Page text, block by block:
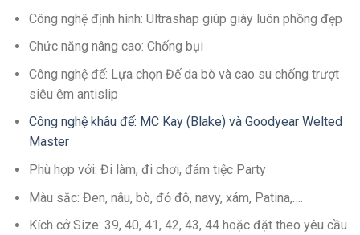
Công nghệ định hình: Ultrashap giúp giày luôn phồng đẹp
Chức năng nâng cao: Chống bụi
Công nghệ đế: Lựa chọn Đế da bò và cao su chống trượt
siêu êm antislip
Công nghệ khâu đế: MC Kay (Blake) và Goodyear Welted
Master
Phù hợp với: Đi làm, đi chơi, đám tiệc Party
Màu sắc: Đen, nâu, bò, đỏ đô, navy, xám, Patina,….
Kích cở Size: 39, 40, 41, 42, 43, 44 hoặc đặt theo yêu cầu